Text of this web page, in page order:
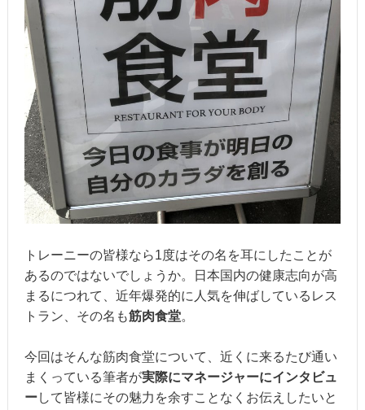
トレーニーの皆様なら1度はその名を耳にしたことが
あるのではないでしょうか。日本国内の健康志向が高
まるにつれて、近年爆発的に人気を伸ばしているレス
トラン、その名も筋肉食堂。
今回はそんな筋肉食堂について、近くに来るたび通い
まくっている筆者が実際にマネージャーにインタビュ
ーして皆様にその魅力を余すことなくお伝えしたいと